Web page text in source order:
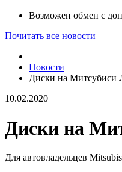
Возможен обмен с
Почитать все новости
Новости
Диски на Митсубиси
10.02.2020
Диски на
Для автовладельцев